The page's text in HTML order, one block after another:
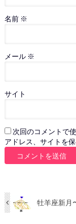
名前 ※
メール ※
サイト
次回のコメントで
アドレス、サイトを保
牡羊座新月